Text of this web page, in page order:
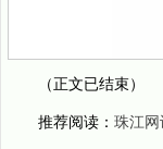
（正文已结束）
推荐阅读： 珠江网